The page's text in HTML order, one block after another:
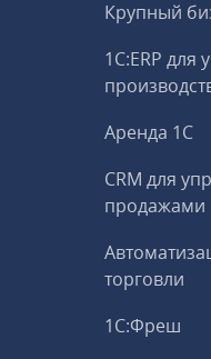
Крупный
1С:ERP для
Аренда 1С
CRM для
продажами
торговли
1С:Фреш